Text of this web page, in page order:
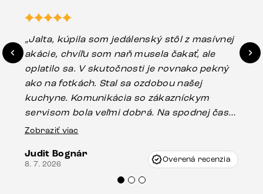
„Jalta, kúpila som jedálenský stôl z masívnej
akácie, chvíľu som naň musela čakať, ale
oplatilo sa. V skutočnosti je rovnako pekný
ako na fotkách. Stal sa ozdobou našej
kuchyne. Komunikácia so zákazníckym
servisom bola veľmi dobrá. Na spodnej časti
stola bolo malé poškodenie, pravdepodobne
Vincze pri riešení mojej záležitosti pristúpili
veľmi korektne. Odporúčam produkty Delife
Zobraziť viac
Judit Bognár
8. 7. 2026 Overená recenzia